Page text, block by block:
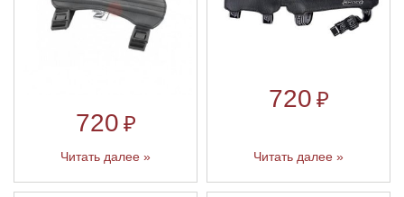
720 ₽
Читать далее »
720 ₽
Читать далее »